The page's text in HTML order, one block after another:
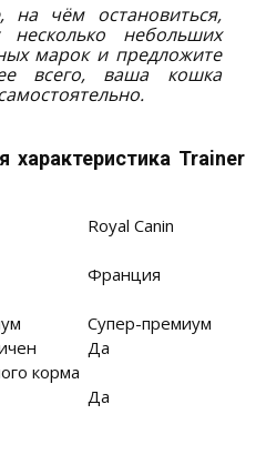
на чём остановиться,
несколько небольших
марок и предложите
всего, ваша кошка
характеристика Trainer
Royal Canin
Франция
Супер-премиум
корма
Да
Да